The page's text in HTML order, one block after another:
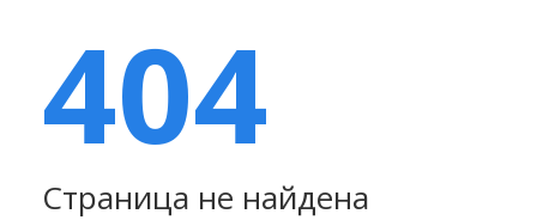
404
Страница не найдена